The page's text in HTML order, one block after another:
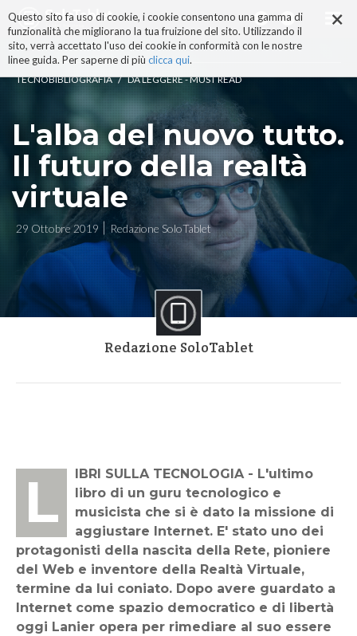
×
Questo sito fa uso di cookie, i cookie consentono una gamma di
funzionalità che migliorano la tua fruizione del sito. Utilizzando il
sito, verrà accettato l'uso dei cookie in conformità con le nostre
linee guida. Per saperne di più clicca qui.
ai
contenuti.
|
alla
navigazione
TECNOBIBLIOGRAFIA / DA LEGGERE - MUST READ
L'alba del nuovo tutto.
Il futuro della realtà
virtuale
29 Ottobre 2019 Redazione SoloTablet
Redazione SoloTablet
LIBRI SULLA TECNOLOGIA - L'ultimo
libro di un guru tecnologico e
musicista che si è dato la missione di
aggiustare Internet. E' stato uno dei
protagonisti della nascita della Rete, pioniere
del Web e inventore della Realtà Virtuale,
termine da lui coniato. Dopo avere guardato a
Internet come spazio democratico e di libertà
oggi Lanier opera per rimediare al suo essere